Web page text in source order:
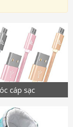
cáp sạc